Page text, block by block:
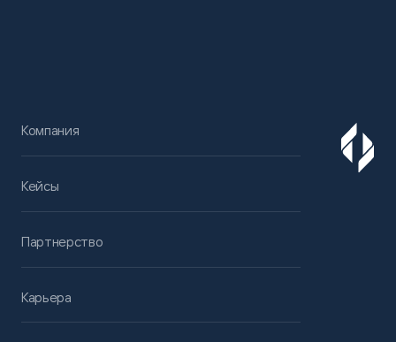
Компания
Кейсы
Партнерство
Карьера